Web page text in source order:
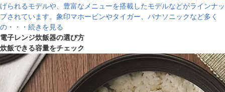
げられるモデルや、豊富なメニューを搭載したモデルなどがラインナッ
プされています。象印マホービンやタイガー、パナソニックなど多く
の・・・続きを見る
電子レンジ炊飯器の選び方
炊飯できる容量をチェック